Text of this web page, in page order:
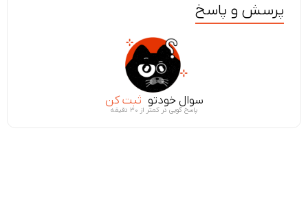
پرسش و پاسخ
سوال خودتو ثبت کن
پاسخ گویی در کمتر از ۳۰ دقیقه